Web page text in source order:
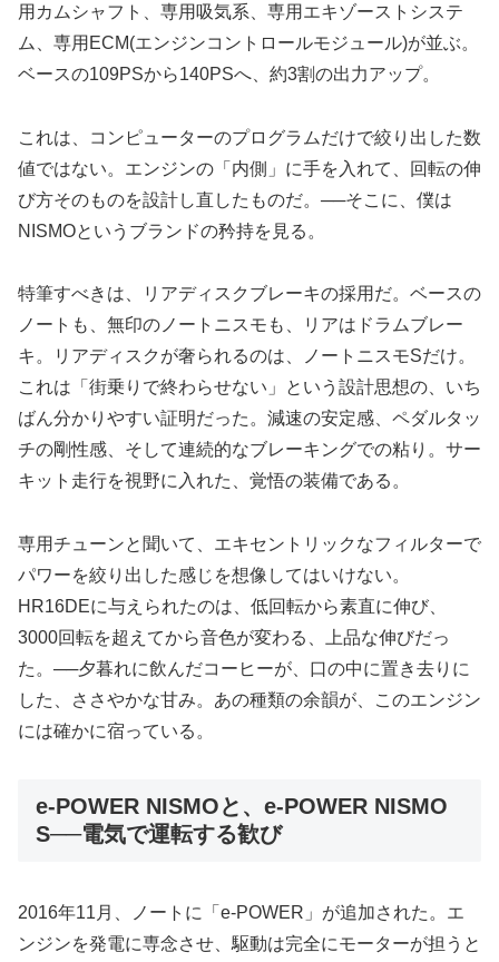
用カムシャフト、専用吸気系、専用エキゾーストシステ
ム、専用ECM(エンジンコントロールモジュール)が並ぶ。
ベースの109PSから140PSへ、約3割の出力アップ。
これは、コンピューターのプログラムだけで絞り出した数
値ではない。エンジンの「内側」に手を入れて、回転の伸
び方そのものを設計し直したものだ。──そこに、僕は
NISMOというブランドの矜持を見る。
特筆すべきは、リアディスクブレーキの採用だ。ベースの
ノートも、無印のノートニスモも、リアはドラムブレー
キ。リアディスクが奢られるのは、ノートニスモSだけ。
これは「街乗りで終わらせない」という設計思想の、いち
ばん分かりやすい証明だった。減速の安定感、ペダルタッ
チの剛性感、そして連続的なブレーキングでの粘り。サー
キット走行を視野に入れた、覚悟の装備である。
専用チューンと聞いて、エキセントリックなフィルターで
パワーを絞り出した感じを想像してはいけない。
HR16DEに与えられたのは、低回転から素直に伸び、
3000回転を超えてから音色が変わる、上品な伸びだっ
た。──夕暮れに飲んだコーヒーが、口の中に置き去りに
した、ささやかな甘み。あの種類の余韻が、このエンジン
には確かに宿っている。
e-POWER NISMOと、e-POWER NISMO
S──電気で運転する歓び
2016年11月、ノートに「e-POWER」が追加された。エ
ンジンを発電に専念させ、駆動は完全にモーターが担うと